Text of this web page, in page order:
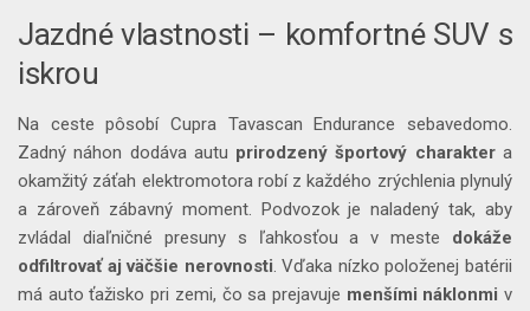
Jazdné vlastnosti – komfortné SUV s
iskrou
Na ceste pôsobí Cupra Tavascan Endurance sebavedomo.
Zadný náhon dodáva autu prirodzený športový charaktera
okamžitý záťah elektromotora robí z každého zrýchlenia plynulý
a zároveň zábavný moment. Podvozok je naladený tak, aby
zvládal diaľničné presuny s ľahkosťou a v meste dokáže
odfiltrovať aj väčšie nerovnosti. Vďaka nízko položenej batérii
má auto ťažisko pri zemi, čo sa prejavuje menšími náklonmi v